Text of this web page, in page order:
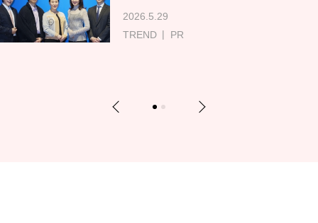
2026.5.29
TREND
PR
Previous 1 2 Next